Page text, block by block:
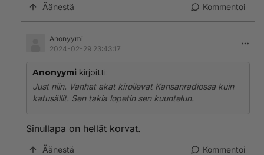
Äänestä Kommentoi
Anonyymi
2024-02-29 23:43:17
Anonyymi kirjoitti:
Just niin. Vanhat akat kiroilevat Kansanradiossa kuin
katusällit. Sen takia lopetin sen kuuntelun.
Sinullapa on hellät korvat.
Äänestä Kommentoi